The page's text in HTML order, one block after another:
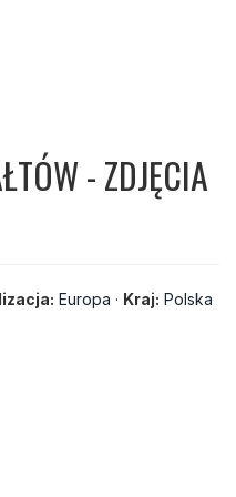
- ZDJĘCIA
Europa · Kraj: Polska